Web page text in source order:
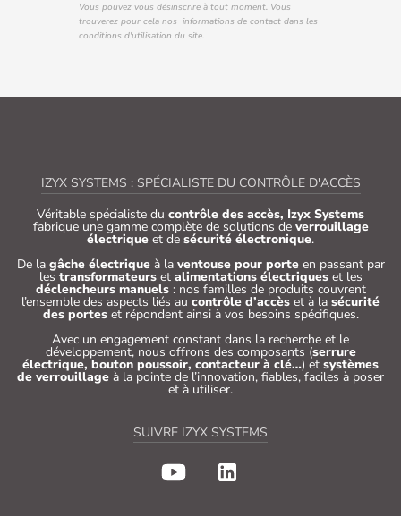
Vous pouvez vous désinscrire à tout moment. Vous
trouverez pour cela nos informations de contact dans les
conditions d'utilisation du site.
IZYX SYSTEMS : SPÉCIALISTE DU CONTRÔLE D'ACCÈS
Véritable spécialiste du contrôle des accès, Izyx Systems
fabrique une gamme complète de solutions de verrouillage
électrique et de sécurité électronique.
De la gâche électriqueà la ventouse pour porteen passant par
les transformateurset alimentations électriqueset les
déclencheurs manuels: nos familles de produits couvrent
l’ensemble des aspects liés au contrôle d’accès et à la sécurité
des porteset répondent ainsi à vos besoins spécifiques.
Avec un engagement constant dans la recherche et le
développement, nous offrons des composants (serrure
électrique, bouton poussoir, contacteur à clé…) et systèmes
de verrouillage à la pointe de l’innovation, fiables, faciles à poser
et à utiliser.
SUIVRE IZYX SYSTEMS